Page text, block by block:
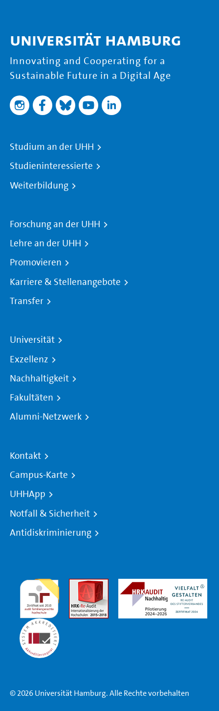
Universität Hamburg
Innovating and Cooperating for a
Sustainable Future in a Digital Age
Studium an der UHH
Studieninteressierte
Weiterbildung
Forschung an der UHH
Lehre an der UHH
Promovieren
Karriere & Stellenangebote
Transfer
Universität
Exzellenz
Nachhaltigkeit
Fakultäten
Alumni-Netzwerk
Kontakt
Campus-Karte
UHHApp
Notfall & Sicherheit
Antidiskriminierung
© 2026 Universität Hamburg. Alle Rechte vorbehalten